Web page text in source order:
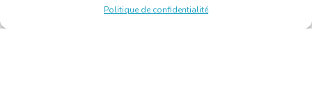
Politique de confidentialité